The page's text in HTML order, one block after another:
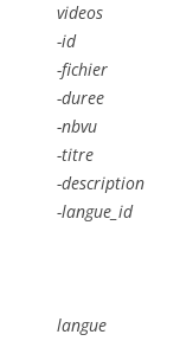
videos
-id
-fichier
-duree
-nbvu
-titre
-description
-langue_id
langue